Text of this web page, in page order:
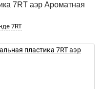
7RT аэр Ароматная
7RT